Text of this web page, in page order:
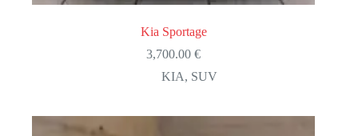
Kia Sportage
3,700.00€
KIA, SUV